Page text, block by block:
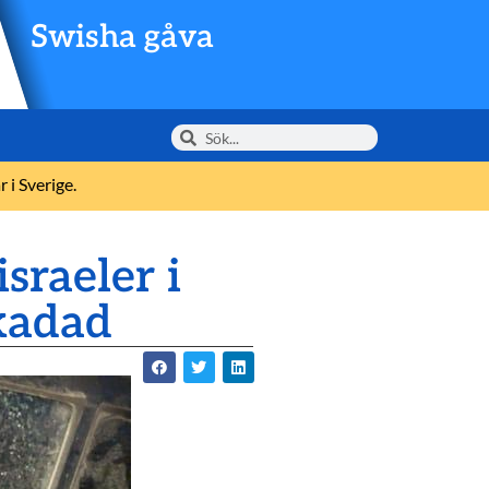
Swisha gåva
i Sverige.
i